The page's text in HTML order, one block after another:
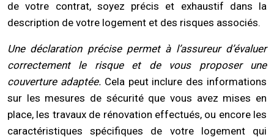
de votre contrat, soyez précis et exhaustif dans la
description de votre logement et des risques associés.
Une déclaration précise permet à l’assureur d’évaluer
correctement le risque et de vous proposer une
couverture adaptée. Cela peut inclure des informations
sur les mesures de sécurité que vous avez mises en
place, les travaux de rénovation effectués, ou encore les
caractéristiques spécifiques de votre logement qui